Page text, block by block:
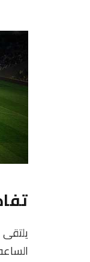
الساعه 20:45